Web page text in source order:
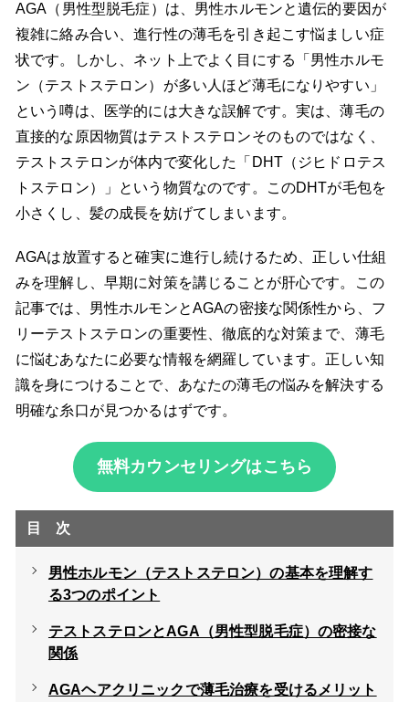
AGA（男性型脱毛症）は、男性ホルモンと遺伝的要因が
複雑に絡み合い、進行性の薄毛を引き起こす悩ましい症
状です。しかし、ネット上でよく目にする「男性ホルモ
ン（テストステロン）が多い人ほど薄毛になりやすい」
という噂は、医学的には大きな誤解です。実は、薄毛の
直接的な原因物質はテストステロンそのものではなく、
テストステロンが体内で変化した「DHT（ジヒドロテス
トステロン）」という物質なのです。このDHTが毛包を
小さくし、髪の成長を妨げてしまいます。
AGAは放置すると確実に進行し続けるため、正しい仕組
みを理解し、早期に対策を講じることが肝心です。この
記事では、男性ホルモンとAGAの密接な関係性から、フ
リーテストステロンの重要性、徹底的な対策まで、薄毛
に悩むあなたに必要な情報を網羅しています。正しい知
識を身につけることで、あなたの薄毛の悩みを解決する
明確な糸口が見つかるはずです。
無料カウンセリングはこちら
目次
男性ホルモン（テストステロン）の基本を理解す
る3つのポイント
テストステロンとAGA（男性型脱毛症）の密接な
関係
AGAヘアクリニックで薄毛治療を受けるメリット